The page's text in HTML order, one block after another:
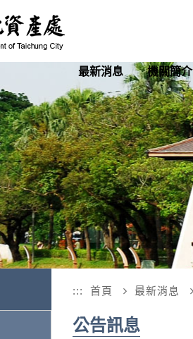
最新消息 機關簡介
::: 首頁 最新消息
公告訊息